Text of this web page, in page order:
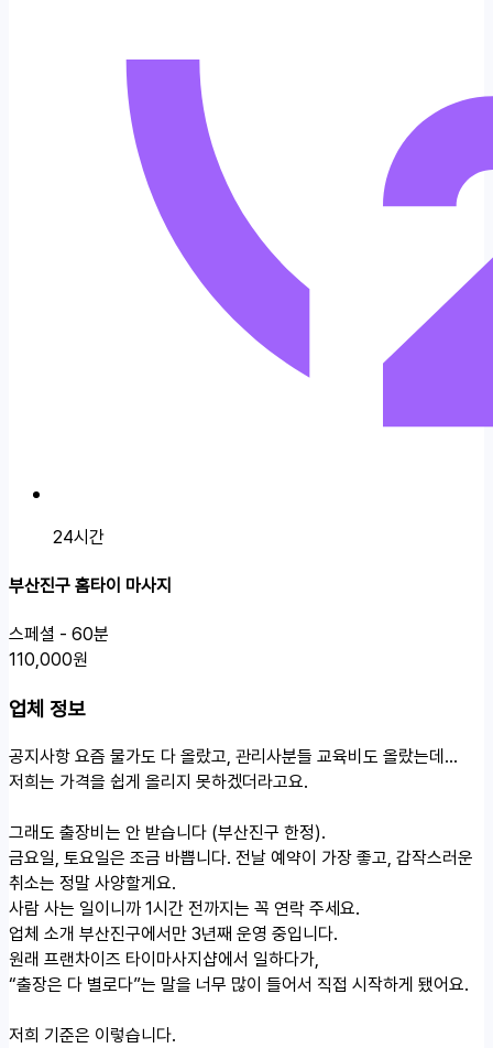
24시간
부산진구 홈타이 마사지
스페셜 - 60분
110,000원
업체 정보
공지사항요즘 물가도 다 올랐고, 관리사분들 교육비도 올랐는데…
저희는 가격을 쉽게 올리지 못하겠더라고요.
그래도 출장비는 안 받습니다 (부산진구 한정).
금요일, 토요일은 조금 바쁩니다. 전날 예약이 가장 좋고, 갑작스러운
취소는 정말 사양할게요.
사람 사는 일이니까 1시간 전까지는 꼭 연락 주세요.
업체 소개 부산진구에서만 3년째 운영 중입니다.
원래 프랜차이즈 타이마사지샵에서 일하다가,
“출장은 다 별로다”는 말을 너무 많이 들어서 직접 시작하게 됐어요.
저희 기준은 이렇습니다.